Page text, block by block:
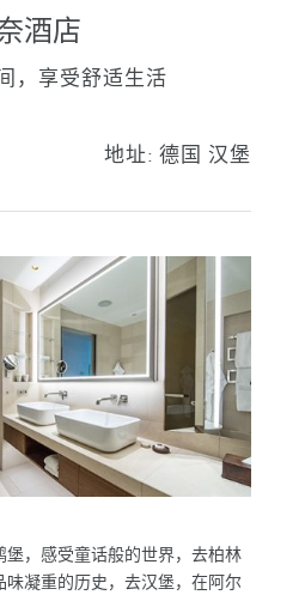
酒店
，享受舒适生活
地址:德国 汉堡
，感受童话般的世界，去柏林
味凝重的历史，去汉堡，在阿尔